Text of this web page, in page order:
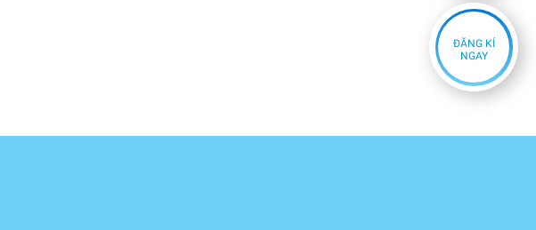
ĐĂNG KÍ
NGAY